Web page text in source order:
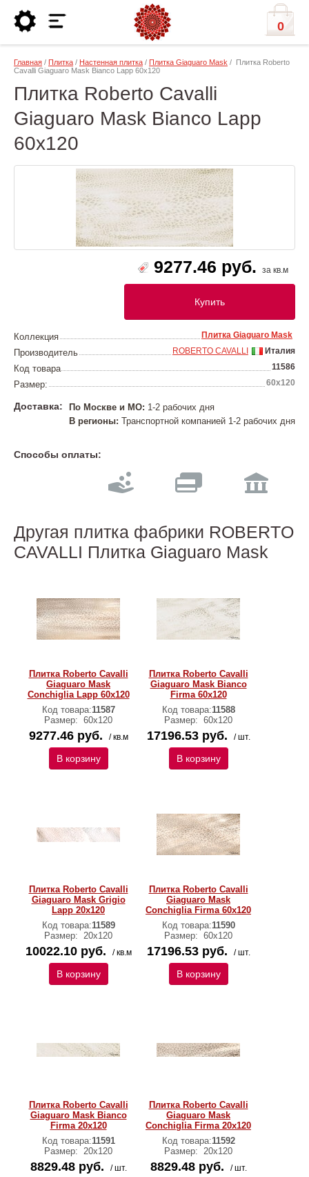
0
Главная / Плитка / Настенная плитка / Плитка Giaguaro Mask / Плитка Roberto
Cavalli Giaguaro Mask Bianco Lapp 60x120
Плитка Roberto Cavalli
Giaguaro Mask Bianco Lapp
60x120
9277.46 руб. за кв.м
Купить
Коллекция Плитка Giaguaro Mask
Производитель Италия
ROBERTO CAVALLI
Код товара 11586
Размер: 60x120
Доставка: По Москве и МО: 1-2 рабочих дня
В регионы: Транспортной компанией 1-2 рабочих дня
Способы оплаты:
Другая плитка фабрики ROBERTO
CAVALLI Плитка Giaguaro Mask
Плитка Roberto Cavalli
Giaguaro Mask
Conchiglia Lapp 60x120
Код товара:11587
Размер: 60x120
9277.46 руб. / кв.м
В корзину
Плитка Roberto Cavalli
Giaguaro Mask Bianco
Firma 60x120
Код товара:11588
Размер: 60x120
17196.53 руб. / шт.
В корзину
Плитка Roberto Cavalli
Giaguaro Mask Grigio
Lapp 20x120
Код товара:11589
Размер: 20x120
10022.10 руб. / кв.м
В корзину
Плитка Roberto Cavalli
Giaguaro Mask
Conchiglia Firma 60x120
Код товара:11590
Размер: 60x120
17196.53 руб. / шт.
В корзину
Плитка Roberto Cavalli
Giaguaro Mask Bianco
Firma 20x120
Код товара:11591
Размер: 20x120
8829.48 руб. / шт.
Плитка Roberto Cavalli
Giaguaro Mask
Conchiglia Firma 20x120
Код товара:11592
Размер: 20x120
8829.48 руб. / шт.